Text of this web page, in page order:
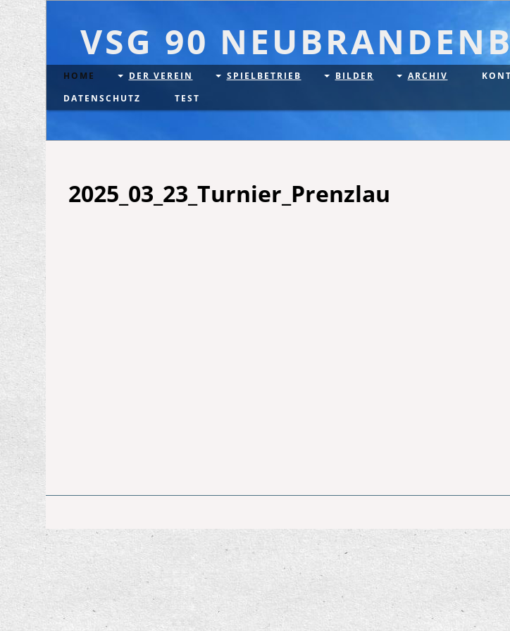
VSG 90
HOME DER VEREIN SPIELBETRIEB BILDER ARCHIV
DATENSCHUTZ
TEST
2025_03_23_Turnier_Prenzlau